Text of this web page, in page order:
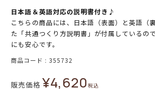
日本語＆英語対応の説明書付き♪
こちらの商品には、日本語（表面）と英語（
た「共通つくり方説明書」が付属しているの
にも安心です。
商品コード 355732
販売価格 ¥4,620税込